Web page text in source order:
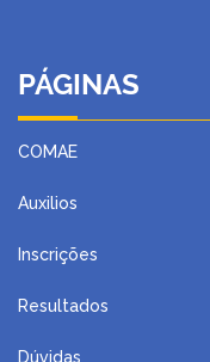
PÁGINAS
COMAE
Auxilios
Inscrições
Resultados
Dúvidas